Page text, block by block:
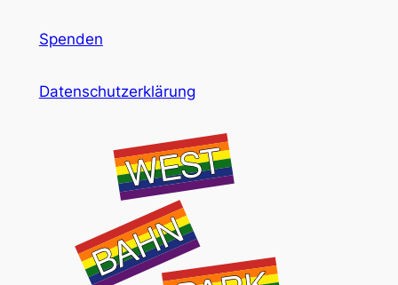
Spenden
Datenschutzerklärung